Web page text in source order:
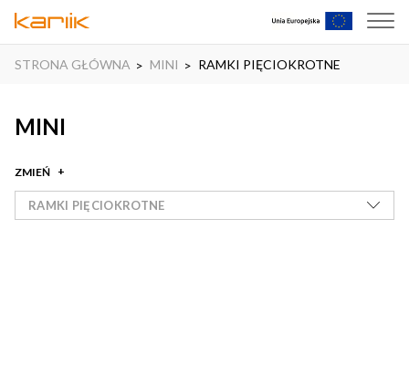
STRONA GŁÓWNA MINI RAMKI PIĘCIOKROTNE
MINI
ZMIEŃ
RAMKI PIĘCIOKROTNE